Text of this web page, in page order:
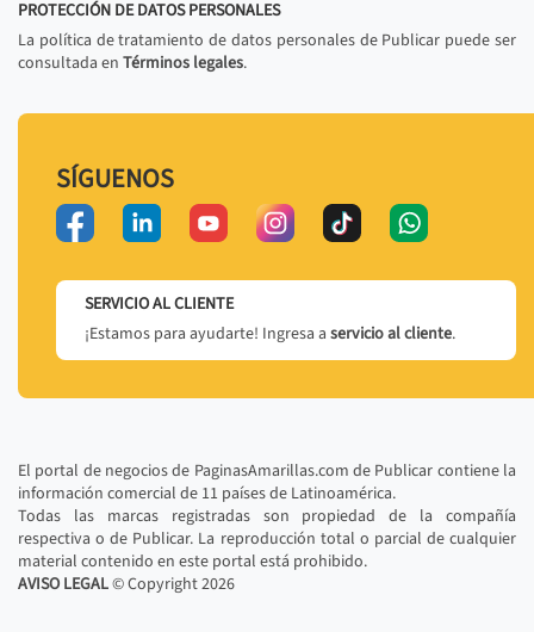
PROTECCIÓN DE DATOS PERSONALES
La política de tratamiento de datos personales de Publicar puede ser
consultada en Términos legales.
SÍGUENOS
SERVICIO AL CLIENTE
¡Estamos para ayudarte! Ingresa a servicio al cliente.
El portal de negocios de PaginasAmarillas.com de Publicar contiene la
información comercial de 11 países de Latinoamérica.
Todas las marcas registradas son propiedad de la compañía
respectiva o de Publicar. La reproducción total o parcial de cualquier
material contenido en este portal está prohibido.
AVISO LEGAL© Copyright2026